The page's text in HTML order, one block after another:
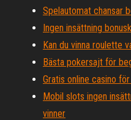
Spelautomat chansar
Ingen insättning
Kan du vinna roulette
Bästa pokersajt för
Gratis online casino
Mobil slots ingen
vinner